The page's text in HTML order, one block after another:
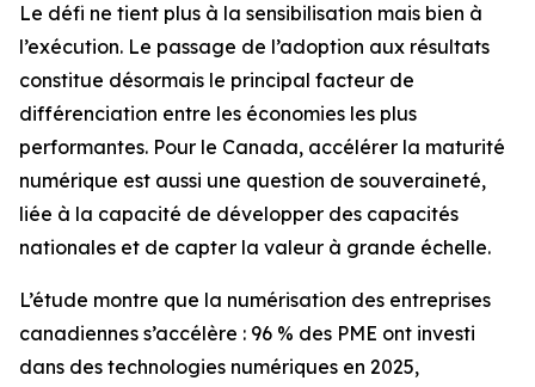
Le défi ne tient plus à la sensibilisation mais bien à
l’exécution. Le passage de l’adoption aux résultats
constitue désormais le principal facteur de
différenciation entre les économies les plus
performantes. Pour le Canada, accélérer la maturité
numérique est aussi une question de souveraineté,
liée à la capacité de développer des capacités
nationales et de capter la valeur à grande échelle.
L’étude montre que la numérisation des entreprises
canadiennes s’accélère : 96 % des PME ont investi
dans des technologies numériques en 2025,